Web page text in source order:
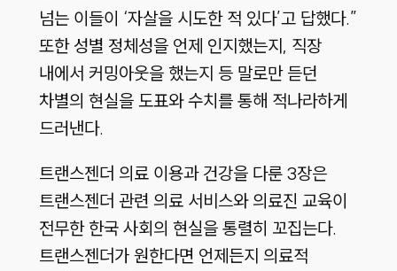
넘는 이들이 ‘자살을 시도한 적 있다’고 답했다.”
또한 성별 정체성을 언제 인지했는지, 직장
내에서 커밍아웃을 했는지 등 말로만 듣던
차별의 현실을 도표와 수치를 통해 적나라하게
드러낸다.
트랜스젠더 의료 이용과 건강을 다룬 3장은
트랜스젠더 관련 의료 서비스와 의료진 교육이
전무한 한국 사회의 현실을 통렬히 꼬집는다.
트랜스젠더가 원한다면 언제든지 의료적